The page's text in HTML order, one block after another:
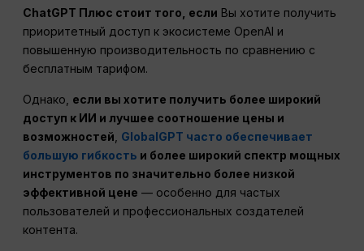
ChatGPT Плюс стоит того, если Вы хотите получить
приоритетный доступ к экосистеме OpenAI и
повышенную производительность по сравнению с
бесплатным тарифом.
Однако, если вы хотите получить более широкий
доступ к ИИ и лучшее соотношение цены и
возможностей GlobalGPT часто обеспечивает
большую гибкость и более широкий спектр мощных
инструментов по значительно более низкой
эффективной цене — особенно для частых
пользователей и профессиональных создателей
контента.